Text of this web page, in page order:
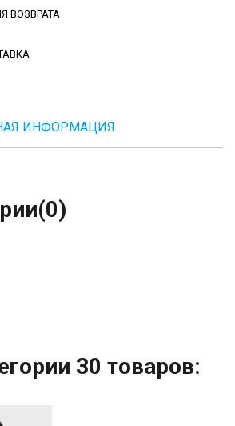
ВОЗВРАТА
ИНФОРМАЦИЯ
(0)
30 товаров: